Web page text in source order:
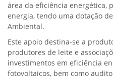
área da eficiência energética,
energia, tendo uma dotação
Ambiental.
Este apoio destina-se a
produtores de leite e
investimentos em eficiência
fotovoltaicos, bem como